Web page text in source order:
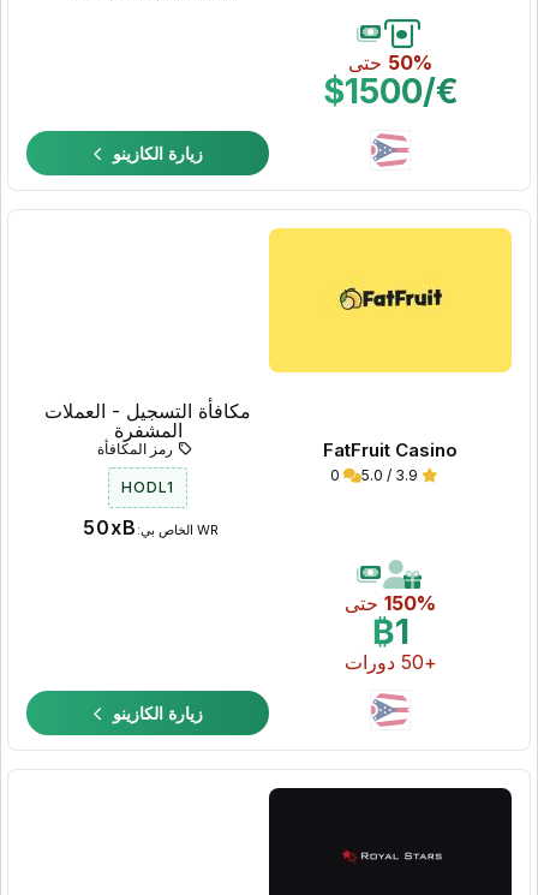
50%حتى
€/$1500
زيارة الكازينو
FatFruit Casino
3.9 / 5.0
0
150%حتى
₿1
+50 دورات
مكافأة التسجيل - العملات
المشفرة
رمز المكافأة
HODL1
WR الخاص بي: 50xB
زيارة الكازينو